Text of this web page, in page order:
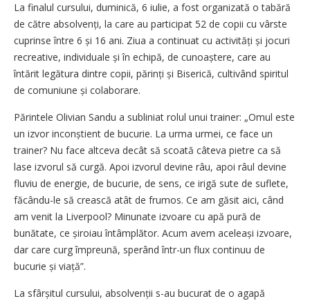
La finalul cursului, duminică, 6 iulie, a fost organizată o tabără
de către absolvenți, la care au participat 52 de copii cu vârste
cuprinse între 6 și 16 ani. Ziua a continuat cu activități și jocuri
recreative, individuale și în echipă, de cunoaș­tere, care au
întărit legătura dintre copii, părinți și Biserică, cultivând spiritul
de comuniune și colaborare.
Părintele Olivian Sandu a subliniat rolul unui trainer: „Omul este
un izvor inconștient de bucurie. La urma urmei, ce face un
trainer? Nu face altceva decât să scoată câteva pietre ca să
lase izvorul să curgă. Apoi izvorul devine râu, apoi râul devine
fluviu de energie, de bucurie, de sens, ce irigă sute de suflete,
făcându-le să crească atât de frumos. Ce am găsit aici, când
am venit la Liverpool? Minunate izvoare cu apă pură de
bunătate, ce șiroiau întâmplător. Acum avem aceleași izvoare,
dar care curg împreună, sperând într-un flux continuu de
bucurie și viață”.
La sfârșitul cursului, absolvenții s-au bucurat de o agapă